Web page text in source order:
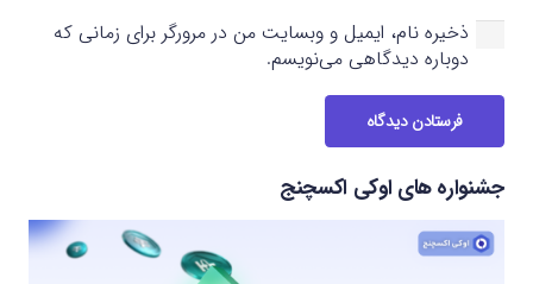
ذخیره نام، ایمیل و وبسایت من در مرورگر برای زمانی که
دوباره دیدگاهی می‌نویسم.
فرستادن دیدگاه
جشنواره های اوکی اکسچنج